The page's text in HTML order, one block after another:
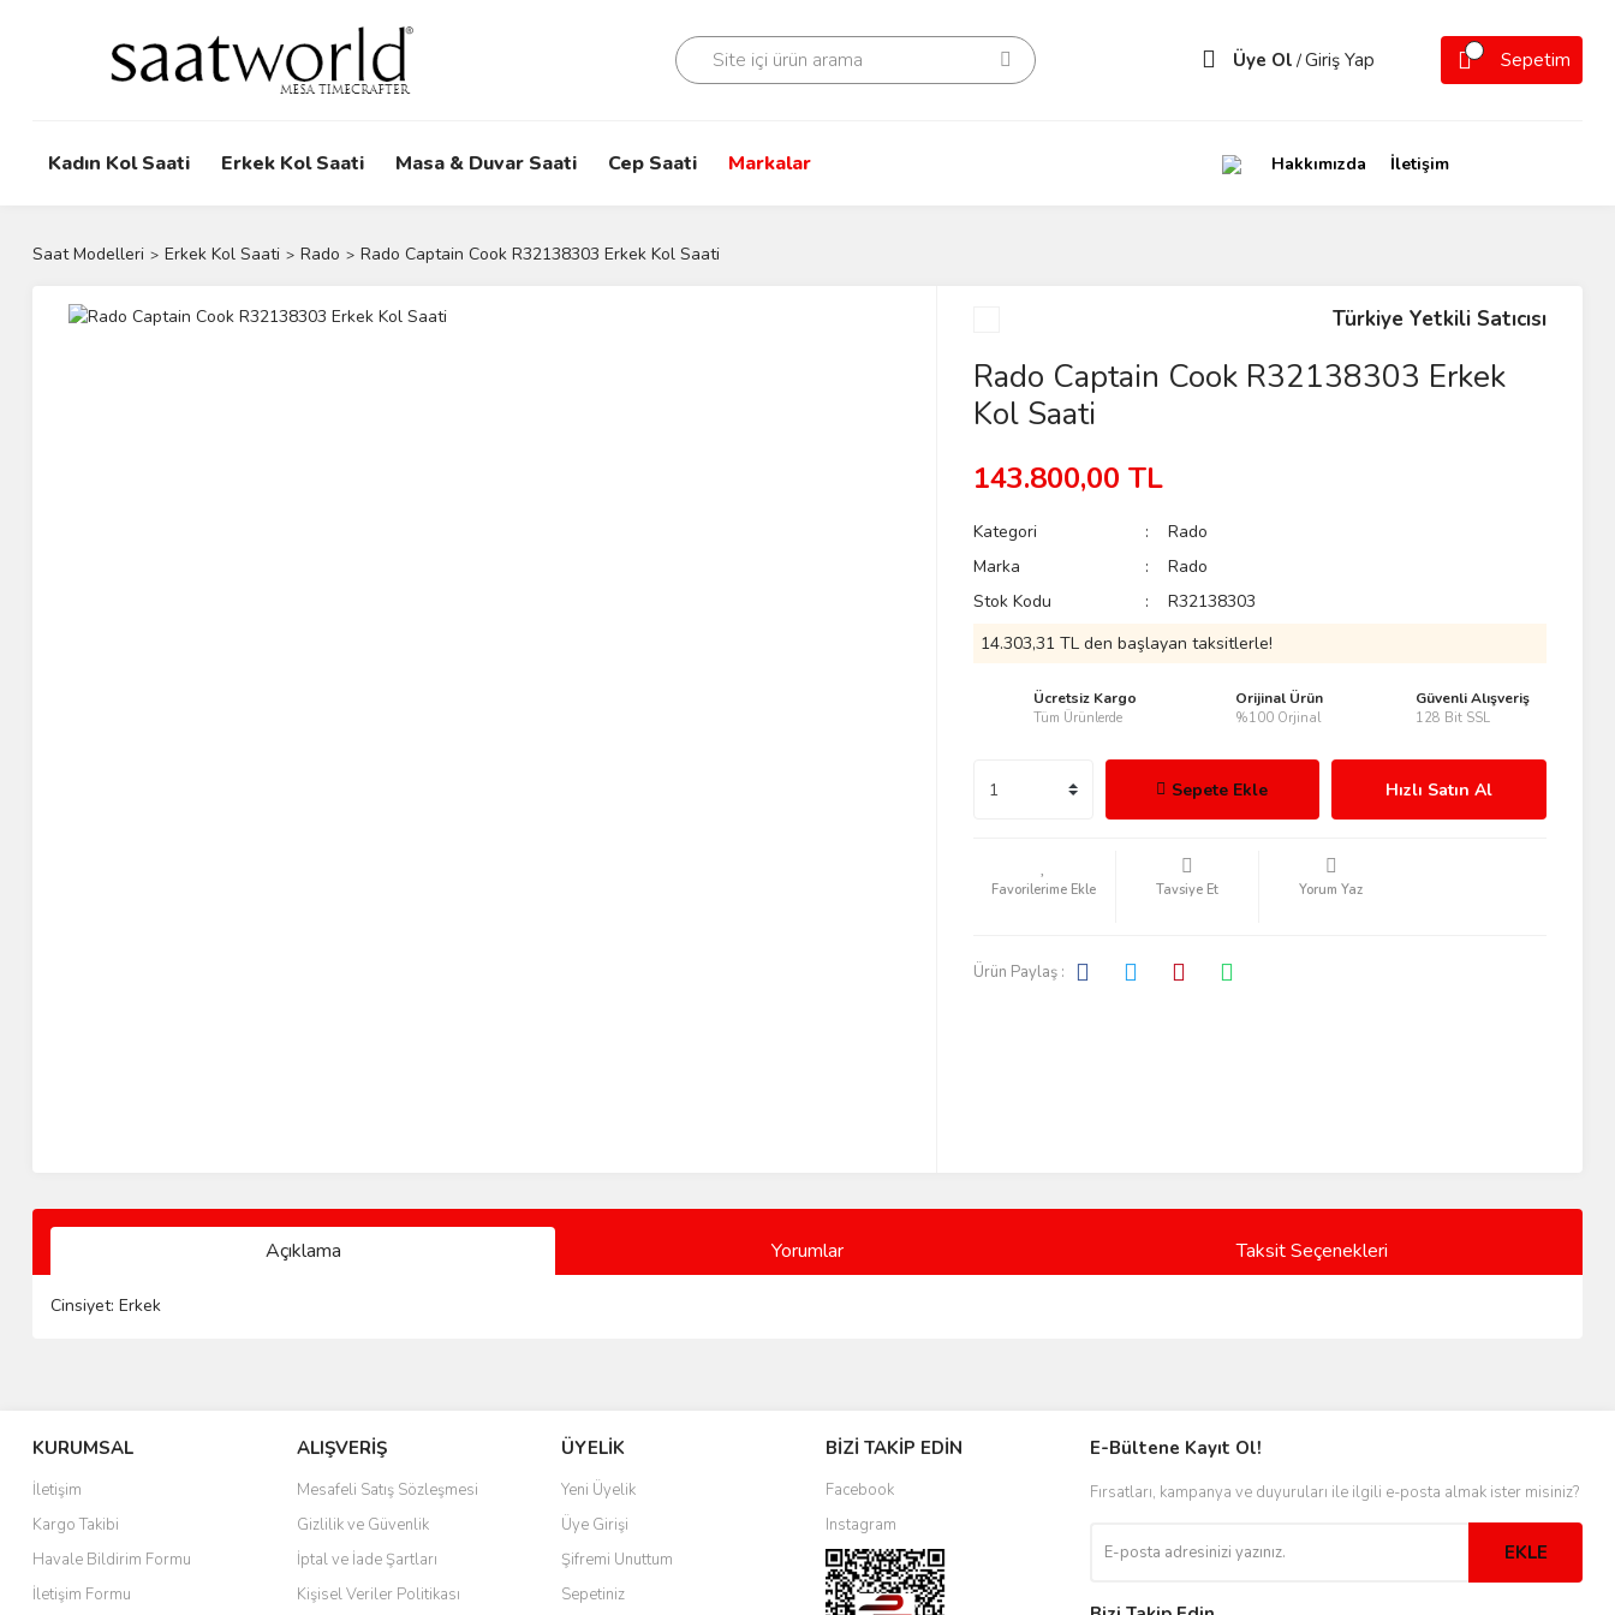
Üye Ol /Giriş Yap Sepetim
Kadın Kol Saati Erkek Kol Saati Masa & Duvar Saati Cep Saati Markalar Hakkımızda İletişim
Saat Modelleri Erkek Kol Saati Rado Rado Captain Cook R32138303 Erkek Kol Saati
Türkiye Yetkili Satıcısı
Rado Captain Cook R32138303 Erkek
Kol Saati
143.800,00 TL
Kategori
Rado
Marka
Rado
Stok Kodu
R32138303
14.303,31 TL den başlayan taksitlerle!
Ücretsiz Kargo
Tüm Ürünlerde
Orijinal Ürün
%100 Orjinal
Güvenli Alışveriş
128 Bit SSL
Sepete Ekle Hızlı Satın Al
Tavsiye Et Yorum Yaz
Ürün Paylaş :
Açıklama Yorumlar Taksit Seçenekleri
Cinsiyet: Erkek
KURUMSAL
İletişim
Kargo Takibi
Havale Bildirim Formu
İletişim Formu
ALIŞVERİŞ
Mesafeli Satış Sözleşmesi
Gizlilik ve Güvenlik
İptal ve İade Şartları
Kişisel Veriler Politikası
ÜYELİK
Yeni Üyelik
Üye Girişi
Şifremi Unuttum
Sepetiniz
BİZİ TAKİP EDİN
Facebook
Instagram
E-Bültene Kayıt Ol!
Fırsatları, kampanya ve duyuruları ile ilgili e-posta almak ister misiniz?
EKLE